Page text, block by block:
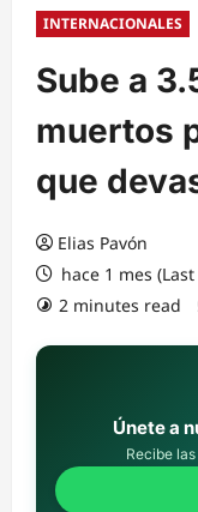
INTERNACIONALES
Sube a
muertos
que
Elias Pavón
hace 1 mes
2 minutes read
Únete a
Recibe